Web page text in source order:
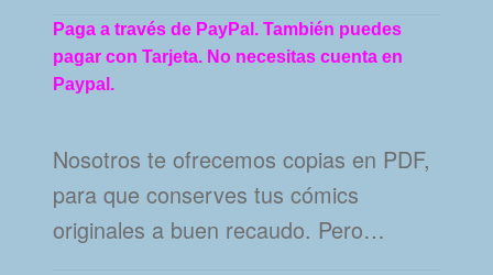
Paga a través de PayPal. También puedes
pagar con Tarjeta. No necesitas cuenta en
Paypal.
Nosotros te ofrecemos copias en PDF,
para que conserves tus cómics
originales a buen recaudo. Pero…